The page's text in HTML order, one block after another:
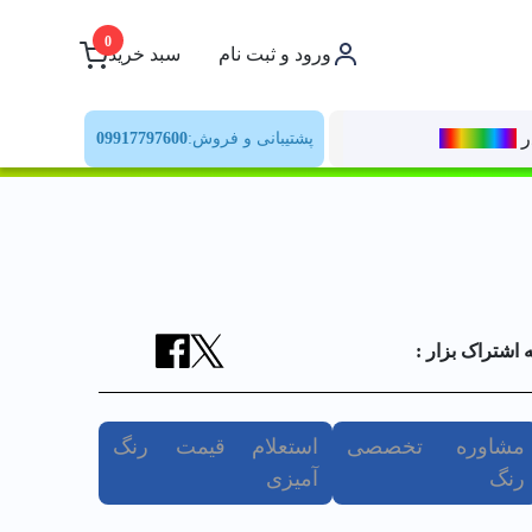
ورود و ثبت نام سبد خرید
0
پشتیبانی و فروش:09917797600
اشتراک بزار :
مشاوره تخصصی
رنگ
استعلام قیمت رنگ
آمیزی